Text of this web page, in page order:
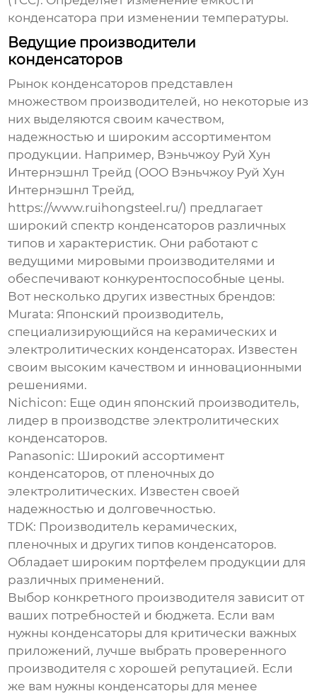
конденсатора при изменении температуры.
Ведущие производители
конденсаторов
Рынок конденсаторов представлен
множеством производителей, но некоторые из
них выделяются своим качеством,
надежностью и широким ассортиментом
продукции. Например, Вэньчжоу Руй Хун
Интернэшнл Трейд (ООО Вэньчжоу Руй Хун
Интернэшнл Трейд,
https://www.ruihongsteel.ru/) предлагает
широкий спектр конденсаторов различных
типов и характеристик. Они работают с
ведущими мировыми производителями и
обеспечивают конкурентоспособные цены.
Вот несколько других известных брендов:
Murata: Японский производитель,
специализирующийся на керамических и
электролитических конденсаторах. Известен
своим высоким качеством и инновационными
решениями.
Nichicon: Еще один японский производитель,
лидер в производстве электролитических
конденсаторов.
Panasonic: Широкий ассортимент
конденсаторов, от пленочных до
электролитических. Известен своей
надежностью и долговечностью.
TDK: Производитель керамических,
пленочных и других типов конденсаторов.
Обладает широким портфелем продукции для
различных применений.
Выбор конкретного производителя зависит от
ваших потребностей и бюджета. Если вам
нужны конденсаторы для критически важных
приложений, лучше выбрать проверенного
производителя с хорошей репутацией. Если
же вам нужны конденсаторы для менее